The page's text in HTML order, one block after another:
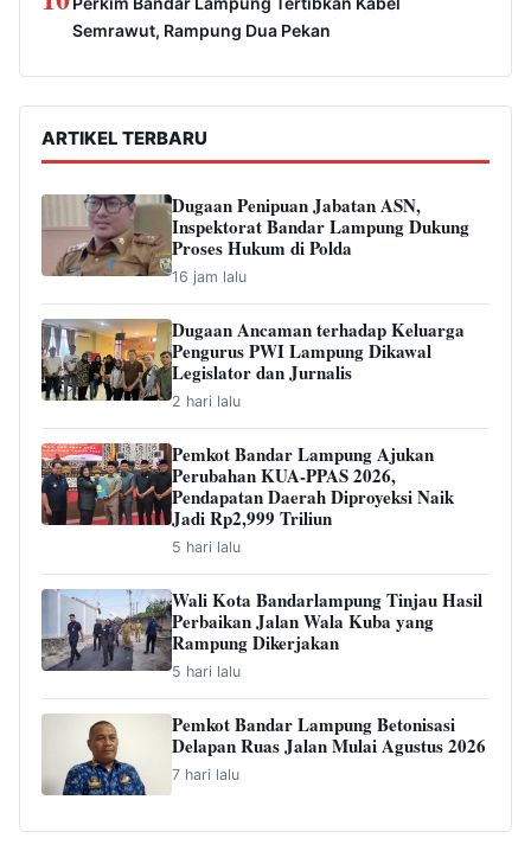
Semrawut, Rampung Dua Pekan
ARTIKEL TERBARU
Dugaan Penipuan Jabatan ASN,
Inspektorat Bandar Lampung Dukung
Proses Hukum di Polda
16 jam lalu
Dugaan Ancaman terhadap Keluarga
Pengurus PWI Lampung Dikawal
Legislator dan Jurnalis
2 hari lalu
Pemkot Bandar Lampung Ajukan
Perubahan KUA-PPAS 2026,
Pendapatan Daerah Diproyeksi Naik
Jadi Rp2,999 Triliun
5 hari lalu
Wali Kota Bandarlampung Tinjau Hasil
Perbaikan Jalan Wala Kuba yang
Rampung Dikerjakan
5 hari lalu
Pemkot Bandar Lampung Betonisasi
Delapan Ruas Jalan Mulai Agustus 2026
7 hari lalu